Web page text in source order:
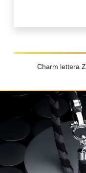
Charm lettera